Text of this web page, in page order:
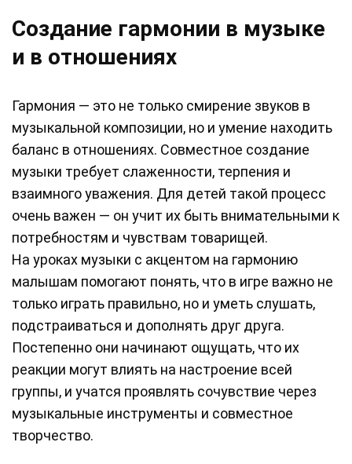
Создание гармонии в музыке
и в отношениях
Гармония — это не только смирение звуков в
музыкальной композиции, но и умение находить
баланс в отношениях. Совместное создание
музыки требует слаженности, терпения и
взаимного уважения. Для детей такой процесс
очень важен — он учит их быть внимательными к
потребностям и чувствам товарищей.
На уроках музыки с акцентом на гармонию
малышам помогают понять, что в игре важно не
только играть правильно, но и уметь слушать,
подстраиваться и дополнять друг друга.
Постепенно они начинают ощущать, что их
реакции могут влиять на настроение всей
группы, и учатся проявлять сочувствие через
музыкальные инструменты и совместное
творчество.